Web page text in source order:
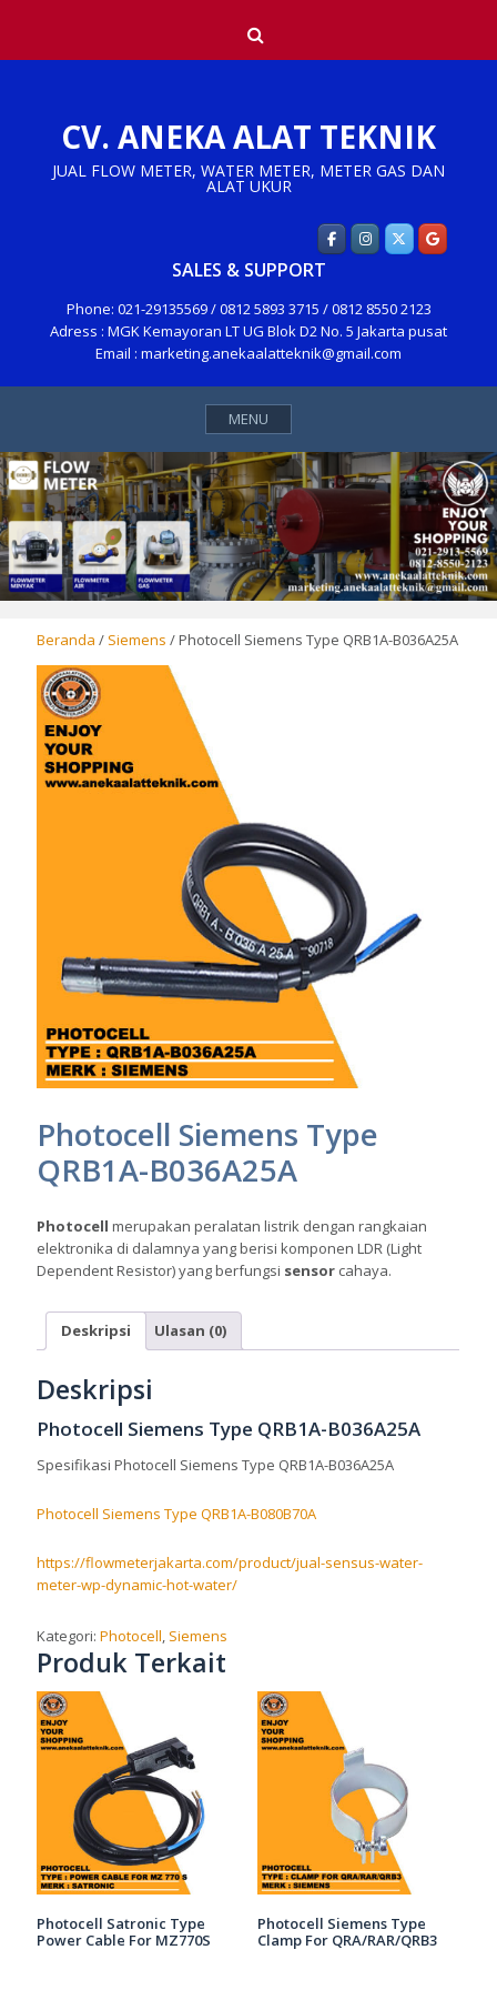
content
CV. ANEKA ALAT TEKNIK
JUAL FLOW METER, WATER METER, METER GAS DAN
ALAT UKUR
SALES & SUPPORT
Phone: 021-29135569 / 0812 5893 3715 / 0812 8550 2123
Adress : MGK Kemayoran LT UG Blok D2 No. 5 Jakarta pusat
Email : marketing.anekaalatteknik@gmail.com
MENU
Beranda / Siemens / Photocell Siemens Type QRB1A-B036A25A
Photocell Siemens Type
QRB1A-B036A25A
Photocell merupakan peralatan listrik dengan rangkaian
elektronika di dalamnya yang berisi komponen LDR (Light
Dependent Resistor) yang berfungsi sensor cahaya.
Deskripsi Ulasan (0)
Deskripsi
Photocell Siemens Type QRB1A-B036A25A
Spesifikasi Photocell Siemens Type QRB1A-B036A25A
Photocell Siemens Type QRB1A-B080B70A
https://flowmeterjakarta.com/product/jual-sensus-water-
meter-wp-dynamic-hot-water/
Kategori:Photocell Siemens
Produk Terkait
Photocell Satronic Type
Power Cable For MZ770S
Photocell Siemens Type
Clamp For QRA/RAR/QRB3